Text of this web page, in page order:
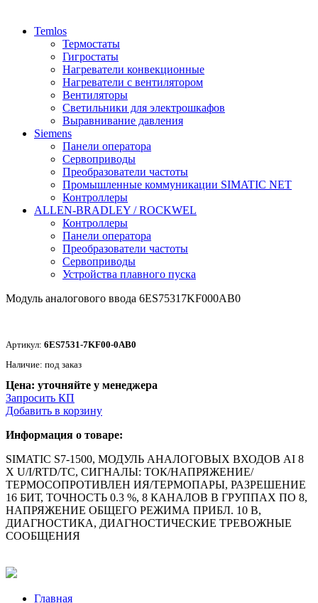
Temlos
Термостаты
Гигростаты
Нагреватели конвекционные
Нагреватели с вентилятором
Вентиляторы
Светильники для электрошкафов
Выравнивание давления
Siemens
Панели оператора
Сервоприводы
Преобразователи частоты
Промышленные коммуникации SIMATIC NET
Контроллеры
ALLEN-BRADLEY / ROCKWEL
Контроллеры
Панели оператора
Преобразователи частоты
Сервоприводы
Устройства плавного пуска
Модуль аналогового ввода 6ES75317KF000AB0
Артикул: 6ES7531-7KF00-0AB0
Наличие: под заказ
Цена: уточняйте у менеджера
Запросить КП
Добавить в корзину
Информация о товаре:
SIMATIC S7-1500, МОДУЛЬ АНАЛОГОВЫХ ВХОДОВ AI 8
X U/I/RTD/TC, СИГНАЛЫ: ТОК/НАПРЯЖЕНИЕ/
ТЕРМОСОПРОТИВЛЕН ИЯ/ТЕРМОПАРЫ, РАЗРЕШЕНИЕ
16 БИТ, ТОЧНОСТЬ 0.3 %, 8 КАНАЛОВ В ГРУППАХ ПО 8,
НАПРЯЖЕНИЕ ОБЩЕГО РЕЖИМА ПРИБЛ. 10 В,
ДИАГНОСТИКА, ДИАГНОСТИЧЕСКИЕ ТРЕВОЖНЫЕ
СООБЩЕНИЯ
Главная